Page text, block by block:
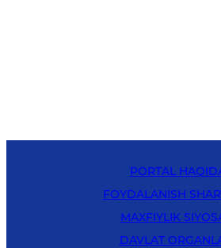
PORTAL
FOYDALANISH
MAXFIYLIK
DAVLAT